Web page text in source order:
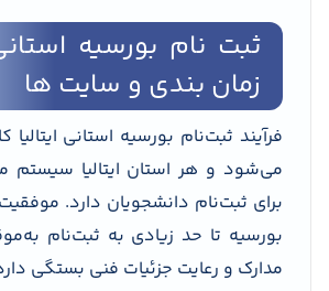
ثبت نام بورسیه
زمان بندی و سایت ها
فرآیند ثبت‌نام بورسیه استانی ایتالیا
می‌شود و هر استان ایتالیا
برای ثبت‌نام دانشجویان دارد.
بورسیه تا حد زیادی به ثبت‌نام
مدارک و رعایت جزئیات فنی بستگی